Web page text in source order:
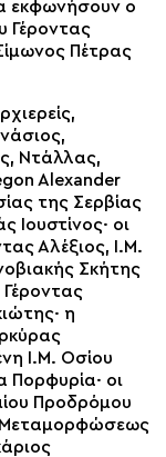
εκφωνήσουν ο
Γέροντας
Πέτρας
Ντάλλας,
Alexander
της Σερβίας
Ιουστίνος· οι
Αλέξιος, Ι.Μ.
Σκήτης
η
Ι.Μ. Οσίου
Πορφυρία· οι
Προδρόμου
Μεταμορφώσεως